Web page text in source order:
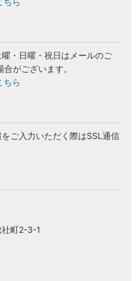
・日曜・祝日はメールのご
がございます。
ちら
ご入力いただく際はSSL通信
町2-3-1